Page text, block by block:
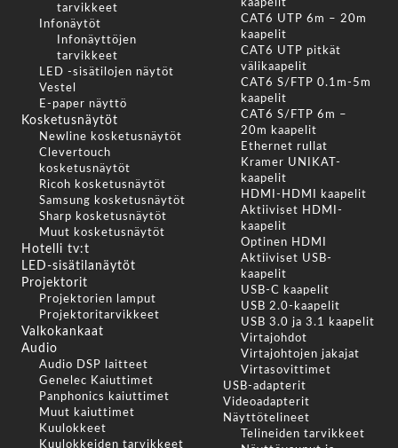
tarvikkeet
Infonäytöt
Infonäyttöjen
tarvikkeet
LED -sisätilojen näytöt
Vestel
E-paper näyttö
Kosketusnäytöt
Newline kosketusnäytöt
Clevertouch
kosketusnäytöt
Ricoh kosketusnäytöt
Samsung kosketusnäytöt
Sharp kosketusnäytöt
Muut kosketusnäytöt
Hotelli tv:t
LED-sisätilanäytöt
Projektorit
Projektorien lamput
Projektoritarvikkeet
Valkokankaat
Audio
Audio DSP laitteet
Genelec Kaiuttimet
Panphonics kaiuttimet
Muut kaiuttimet
Kuulokkeet
Kuulokkeiden tarvikkeet
kaapelit
CAT6 UTP 6m – 20m
kaapelit
CAT6 UTP pitkät
välikaapelit
CAT6 S/FTP 0.1m-5m
kaapelit
CAT6 S/FTP 6m –
20m kaapelit
Ethernet rullat
Kramer UNIKAT-
kaapelit
HDMI-HDMI kaapelit
Aktiiviset HDMI-
kaapelit
Optinen HDMI
Aktiiviset USB-
kaapelit
USB-C kaapelit
USB 2.0-kaapelit
USB 3.0 ja 3.1 kaapelit
Virtajohdot
Virtajohtojen jakajat
Virtasovittimet
USB-adapterit
Videoadapterit
Näyttötelineet
Telineiden tarvikkeet